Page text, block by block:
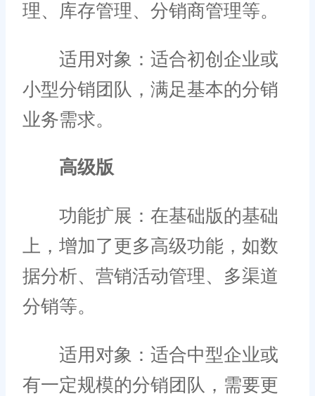
理、库存管理、分销商管理等。
适用对象：适合初创企业或
小型分销团队，满足基本的分销
业务需求。
高级版
功能扩展：在基础版的基础
上，增加了更多高级功能，如数
据分析、营销活动管理、多渠道
分销等。
适用对象：适合中型企业或
有一定规模的分销团队，需要更